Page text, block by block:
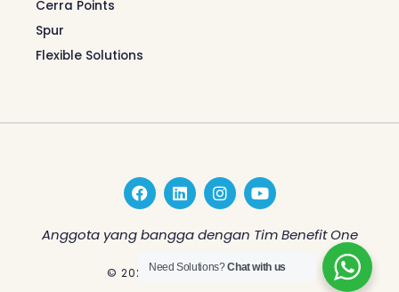
Cerra Points
Spur
Flexible Solutions
F
a
c
e
L
i
n
k
e
d
I
n
s
t
a
g
Y
o
u
t
b
Anggota yang bangga dengan Tim Benefit One
© 2026 Benefit One Indonesia
Need Solutions?Chat with us